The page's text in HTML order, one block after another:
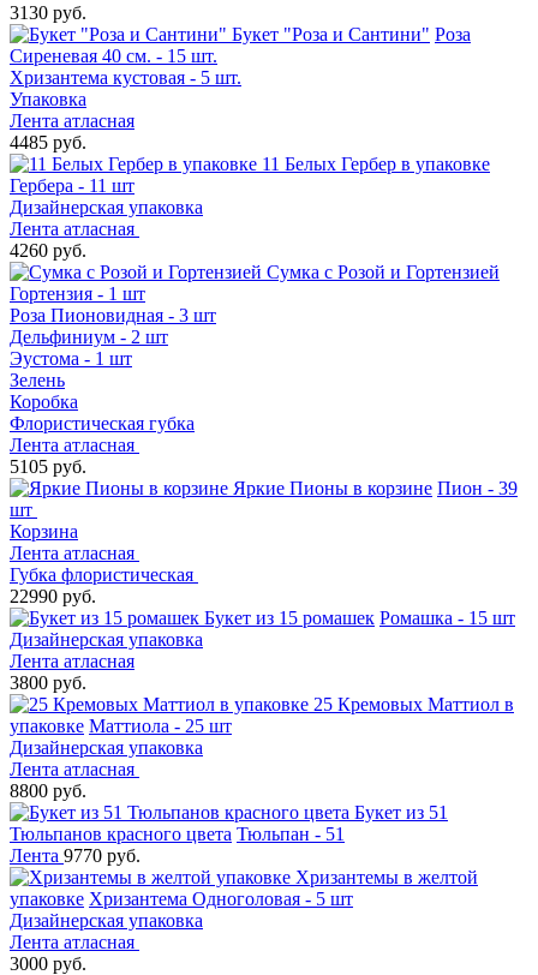
3130 руб.
Букет "Роза и Сантини" Роза
Сиреневая 40 см. - 15 шт.
Хризантема кустовая - 5 шт.
Упаковка
Лента атласная
4485 руб.
11 Белых Гербер в упаковке
Гербера - 11 шт
Дизайнерская упаковка
Лента атласная
4260 руб.
Сумка с Розой и Гортензией
Гортензия - 1 шт
Роза Пионовидная - 3 шт
Дельфиниум - 2 шт
Эустома - 1 шт
Зелень
Коробка
Флористическая губка
Лента атласная
5105 руб.
Яркие Пионы в корзине Пион - 39
шт
Корзина
Лента атласная
Губка флористическая
22990 руб.
Букет из 15 ромашек Ромашка - 15 шт
Дизайнерская упаковка
Лента атласная
3800 руб.
25 Кремовых Маттиол в
упаковке Маттиола - 25 шт
Дизайнерская упаковка
Лента атласная
8800 руб.
Букет из 51
Тюльпанов красного цвета Тюльпан - 51
Лента 9770 руб.
Хризантемы в желтой
упаковке Хризантема Одноголовая - 5 шт
Дизайнерская упаковка
Лента атласная
3000 руб.